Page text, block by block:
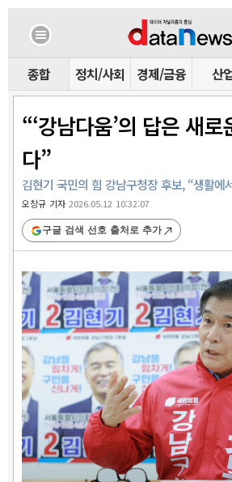
종합 정치/사회 경제/금융 산
“‘강남다움’의 답은 새
다”
김현기 국민의 힘 강남구청장 후보, “생활에
오창규 기자2026.05.12 10:32:07
구글 검색 선호 출처로 추가